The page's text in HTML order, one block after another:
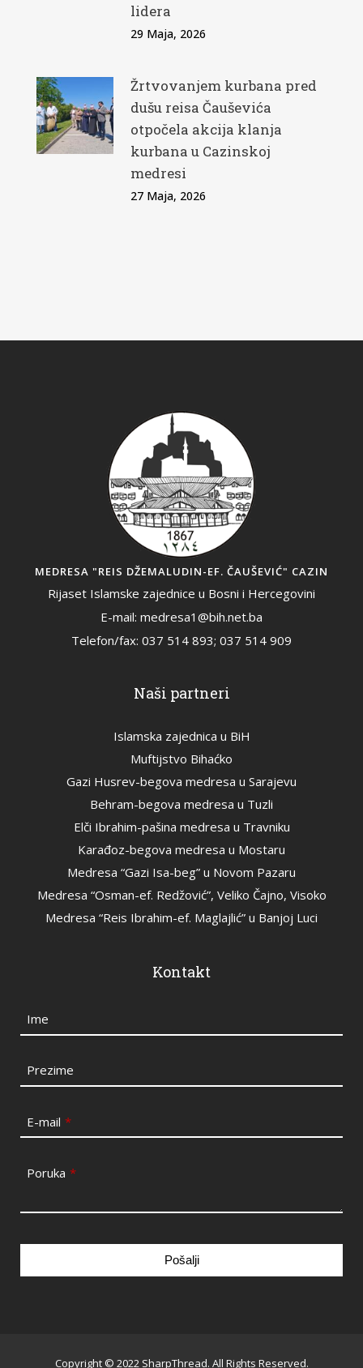
lidera
29 Maja, 2026
Žrtvovanjem kurbana pred
dušu reisa Čauševića
otpočela akcija klanja
kurbana u Cazinskoj
medresi
27 Maja, 2026
MEDRESA "REIS DŽEMALUDIN-EF. ČAUŠEVIĆ" CAZIN
Rijaset Islamske zajednice u Bosni i Hercegovini
E-mail: medresa1@bih.net.ba
Telefon/fax: 037 514 893; 037 514 909
Naši partneri
Islamska zajednica u BiH
Muftijstvo Bihaćko
Gazi Husrev-begova medresa u Sarajevu
Behram-begova medresa u Tuzli
Elči Ibrahim-pašina medresa u Travniku
Karađoz-begova medresa u Mostaru
Medresa “Gazi Isa-beg” u Novom Pazaru
Medresa “Osman-ef. Redžović”, Veliko Čajno, Visoko
Medresa “Reis Ibrahim-ef. Maglajlić” u Banjoj Luci
Kontakt
Ime
Prezime
E-mail *
Poruka *
Pošalji
Copyright © 2022 SharpThread. All Rights Reserved.